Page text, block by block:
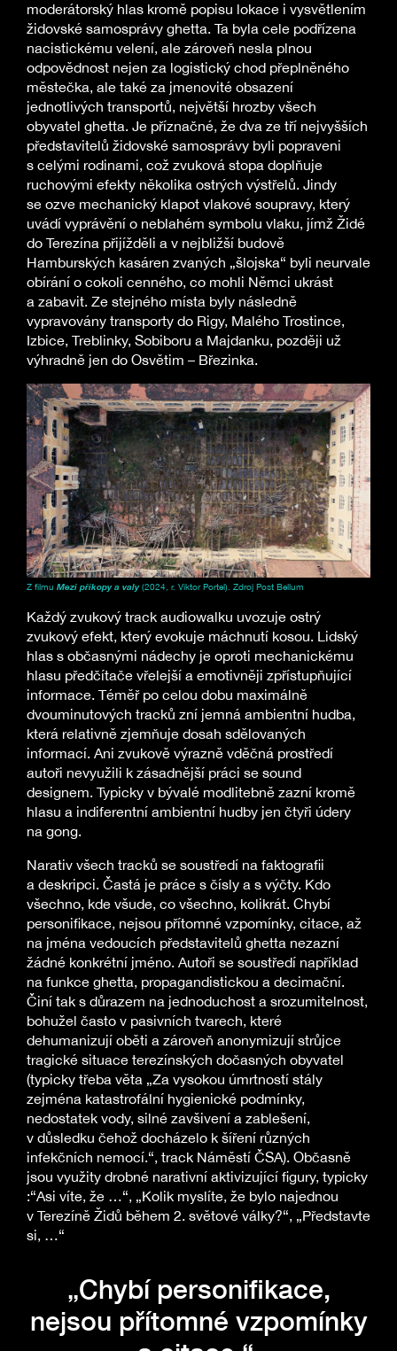
moderátorský hlas kromě popisu lokace i vysvětlením
židovské samosprávy ghetta. Ta byla cele podřízena
nacistickému velení, ale zároveň nesla plnou
odpovědnost nejen za logistický chod přeplněného
městečka, ale také za jmenovité obsazení
jednotlivých transportů, největší hrozby všech
obyvatel ghetta. Je příznačné, že dva ze tří nejvyšších
představitelů židovské samosprávy byli popraveni
s celými rodinami, což zvuková stopa doplňuje
ruchovými efekty několika ostrých výstřelů. Jindy
se ozve mechanický klapot vlakové soupravy, který
uvádí vyprávění o neblahém symbolu vlaku, jímž Židé
do Terezína přijížděli a v nejbližší budově
Hamburských kasáren zvaných „šlojska“ byli neurvale
obírání o cokoli cenného, co mohli Němci ukrást
a zabavit. Ze stejného místa byly následně
vypravovány transporty do Rigy, Malého Trostince,
Izbice, Treblinky, Sobiboru a Majdanku, později už
výhradně jen do Osvětim – Březinka.
Z filmu Mezi příkopy a valy(2024, r. Viktor Portel). Zdroj Post Bellum
Každý zvukový track audiowalku uvozuje ostrý
zvukový efekt, který evokuje máchnutí kosou. Lidský
hlas s občasnými nádechy je oproti mechanickému
hlasu předčítače vřelejší a emotivněji zpřístupňující
informace. Téměř po celou dobu maximálně
dvouminutových tracků zní jemná ambientní hudba,
která relativně zjemňuje dosah sdělovaných
informací. Ani zvukově výrazně vděčná prostředí
autoři nevyužili k zásadnější práci se sound
designem. Typicky v bývalé modlitebně zazní kromě
hlasu a indiferentní ambientní hudby jen čtyři údery
na gong.
Narativ všech tracků se soustředí na faktografii
a deskripci. Častá je práce s čísly a s výčty. Kdo
všechno, kde všude, co všechno, kolikrát. Chybí
personifikace, nejsou přítomné vzpomínky, citace, až
na jména vedoucích představitelů ghetta nezazní
žádné konkrétní jméno. Autoři se soustředí například
na funkce ghetta, propagandistickou a decimační.
Činí tak s důrazem na jednoduchost a srozumitelnost,
bohužel často v pasivních tvarech, které
dehumanizují oběti a zároveň anonymizují strůjce
tragické situace terezínských dočasných obyvatel
(typicky třeba věta „Za vysokou úmrtností stály
zejména katastrofální hygienické podmínky,
nedostatek vody, silné zavšivení a zablešení,
v důsledku čehož docházelo k šíření různých
infekčních nemocí.“, track Náměstí ČSA). Občasně
jsou využity drobné narativní aktivizující figury, typicky
:“Asi víte, že …“, „Kolik myslíte, že bylo najednou
v Terezíně Židů během 2. světové války?“, „Představte
si, …“
„Chybí personifikace,
nejsou přítomné vzpomínky